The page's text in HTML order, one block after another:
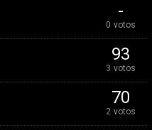
-
0 votos
93
3 votos
70
2 votos